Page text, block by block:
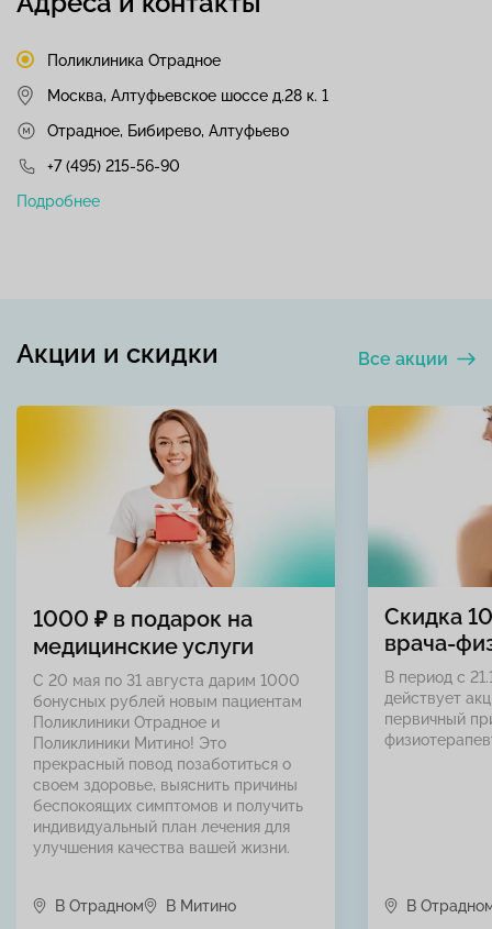
Поликлиника Отрадное
Москва, Алтуфьевское шоссе д.28 к. 1
Отрадное, Бибирево, Алтуфьево
+7 (495) 215-56-90
Подробнее
Все акции
Акции и скидки
1000 ₽ в подарок на
медицинские услуги
С 20 мая по 31 августа дарим 1000
бонусных рублей новым пациентам
Поликлиники Отрадное и
Поликлиники Митино! Это
прекрасный повод позаботиться о
своем здоровье, выяснить причины
беспокоящих симптомов и получить
индивидуальный план лечения для
улучшения качества вашей жизни.
В Отрадном В Митино
Скидка
врача-
В период с
действует
первичный
В